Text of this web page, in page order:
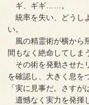
ギ、ギギ……。
統率を失い、どうし
い。
風の精霊術が横から
間もなく絶命してしま
その術を発動させた
を確認し、大きく息を
「実に見事だ。さすが
遺憾なく実力を発揮